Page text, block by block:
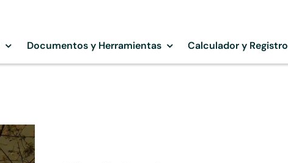
Documentos y Herramientas Calculador y Registro